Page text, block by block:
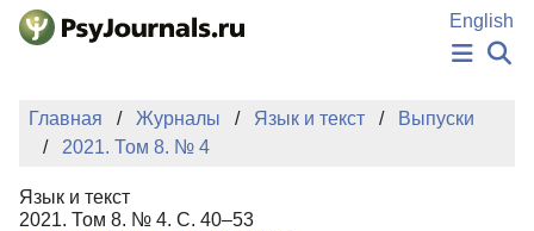
Перейти к основному содержанию
English
НОВОСТИ
БАЗА ЗНАНИЙ
Главная Журналы Язык и текст
Выпуски
2021. Том 8. № 4
Язык и текст
2021. Том 8. № 4. С. 40–53